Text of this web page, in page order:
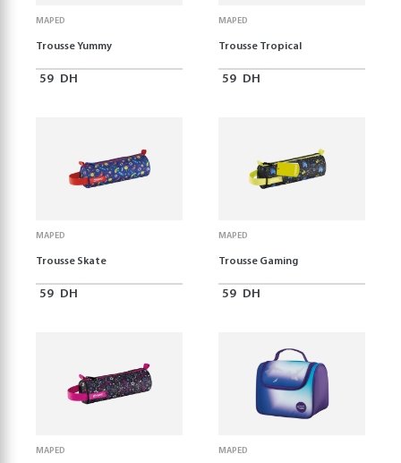
MAPED
Trousse Yummy
59 DH
MAPED
Trousse Tropical
59 DH
MAPED
Trousse Skate
59 DH
MAPED
Trousse Gaming
59 DH
MAPED MAPED